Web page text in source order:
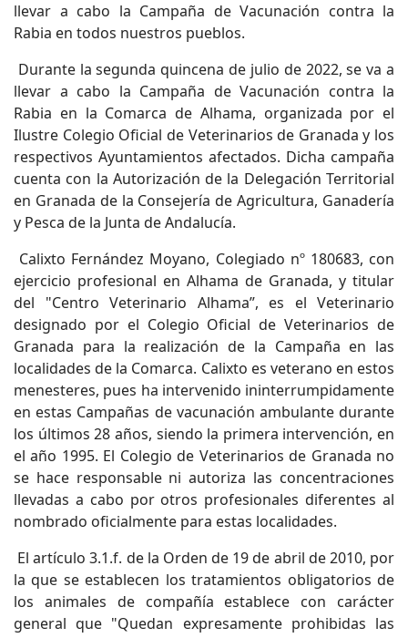
llevar a cabo la Campaña de Vacunación contra la
Rabia en todos nuestros pueblos.
Durante la segunda quincena de julio de 2022, se va a
llevar a cabo la Campaña de Vacunación contra la
Rabia en la Comarca de Alhama, organizada por el
Ilustre Colegio Oficial de Veterinarios de Granada y los
respectivos Ayuntamientos afectados. Dicha campaña
cuenta con la Autorización de la Delegación Territorial
en Granada de la Consejería de Agricultura, Ganadería
y Pesca de la Junta de Andalucía.
Calixto Fernández Moyano, Colegiado nº 180683, con
ejercicio profesional en Alhama de Granada, y titular
del "Centro Veterinario Alhama”, es el Veterinario
designado por el Colegio Oficial de Veterinarios de
Granada para la realización de la Campaña en las
localidades de la Comarca. Calixto es veterano en estos
menesteres, pues ha intervenido ininterrumpidamente
en estas Campañas de vacunación ambulante durante
los últimos 28 años, siendo la primera intervención, en
el año 1995. El Colegio de Veterinarios de Granada no
se hace responsable ni autoriza las concentraciones
llevadas a cabo por otros profesionales diferentes al
nombrado oficialmente para estas localidades.
El artículo 3.1.f. de la Orden de 19 de abril de 2010, por
la que se establecen los tratamientos obligatorios de
los animales de compañía establece con carácter
general que "Quedan expresamente prohibidas las